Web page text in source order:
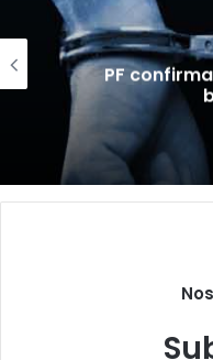
FICCO/PB